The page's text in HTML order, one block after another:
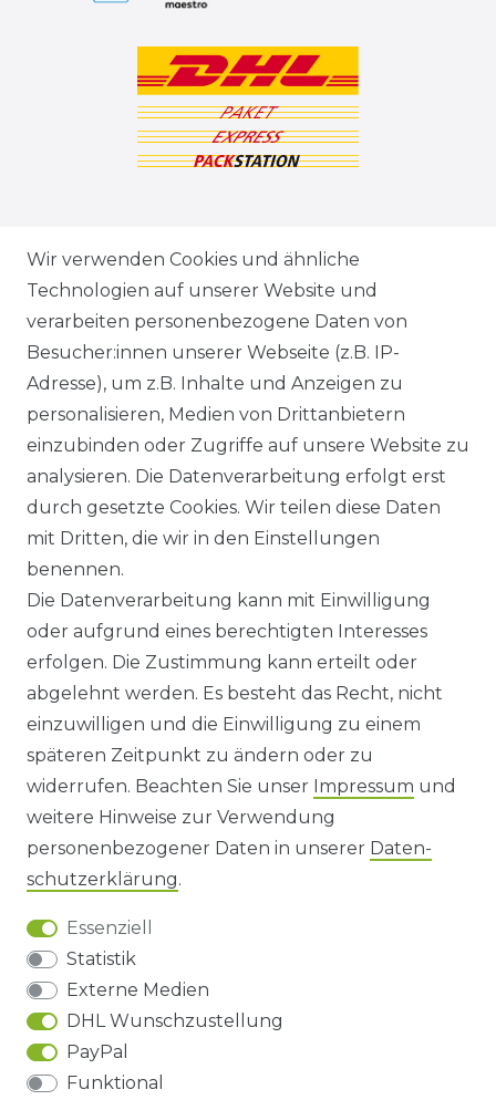
VERSANDARTEN & -KOSTEN
GEWERBETREIBENDE?
HILFE
KONTAKT
ANFAHRT
WIDERRUFS­FORMULAR
HINWEISE ZUR BATTERIEENTSORGUNG
IMPRESSUM
AGB UND KUNDENINFORMATIONEN
DATENSCHUTZERKLÄRUNG
BARRIEREFREIHEIT
Impressum Daten­schutz­erklärung
Wir verwenden Cookies und ähnliche
Technologien auf unserer Website und
verarbeiten personenbezogene Daten von
Besucher:innen unserer Webseite (z.B. IP-
Adresse), um z.B. Inhalte und Anzeigen zu
personalisieren, Medien von Drittanbietern
einzubinden oder Zugriffe auf unsere Website zu
analysieren. Die Datenverarbeitung erfolgt erst
durch gesetzte Cookies. Wir teilen diese Daten
mit Dritten, die wir in den Einstellungen
benennen.
Die Datenverarbeitung kann mit Einwilligung
oder aufgrund eines berechtigten Interesses
erfolgen. Die Zustimmung kann erteilt oder
abgelehnt werden. Es besteht das Recht, nicht
einzuwilligen und die Einwilligung zu einem
späteren Zeitpunkt zu ändern oder zu
widerrufen. Beachten Sie unser Impressum und
weitere Hinweise zur Verwendung
personenbezogener Daten in unserer Daten­
schutz­erklärung.
Essenziell
Statistik
Externe Medien
DHL Wunschzustellung
PayPal
Funktional